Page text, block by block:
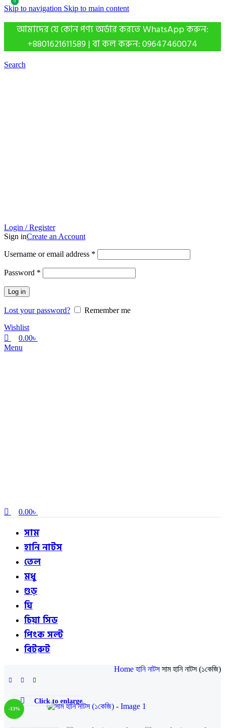
Skip to navigation Skip to main content
আমাদের যে কোন পণ্য অর্ডার করতে WhatsApp করুন:
+8801621611589 | বা কল করুন: 09647460074
Search
Login / Register
Sign inCreate an Account
Username or email address *
Password *
Log in
Lost your password?
Remember me
Wishlist
0
0.00৳
Menu
0
0.00৳
সাম
হানি নাটস
তেল
মধু
গুড়
ঘি
চিয়া সিড
পিংক সল্ট
বিটরুট
Home হানি নাটসসাম হানি নাটস (১কেজি)
-13%
Click to enlarge